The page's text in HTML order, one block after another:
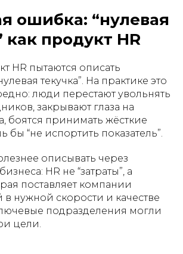
ошибка: “нулевая
как продукт HR
HR пытаются описать
текучка”. На практике это
люди перестают увольнять
закрывают глаза на
боятся принимать жёсткие
“не испортить показатель”.
описывать через
HR не “затраты”, а
поставляет компании
нужной скорости и качестве
подразделения могли
цели.